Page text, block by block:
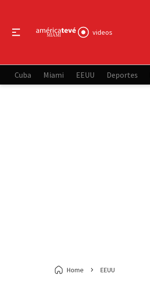
videos
Cuba Miami EEUU Deportes
Home EEUU